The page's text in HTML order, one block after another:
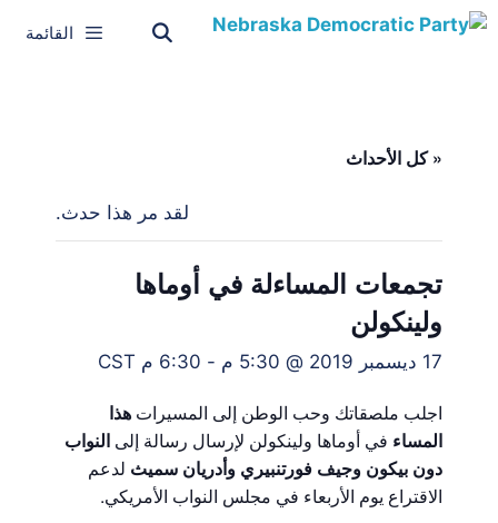
القائمة
« كل الأحداث
لقد مر هذا حدث.
تجمعات المساءلة في أوماها
ولينكولن
17 ديسمبر 2019 @ 5:30 م - 6:30 م CST
اجلب ملصقاتك وحب الوطن إلى المسيرات هذا
المساء في أوماها ولينكولن لإرسال رسالة إلى النواب
دون بيكون وجيف فورتنبيري وأدريان سميث لدعم
الاقتراع يوم الأربعاء في مجلس النواب الأمريكي.